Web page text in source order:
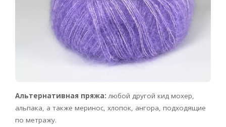
Альтернативная пряжа: любой другой кид мохер,
альпака, а также меринос, хлопок, ангора, подходящие
по метражу.